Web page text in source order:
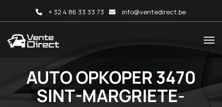
+ 32 4 86 33 33 73 info@ventedirect.be
AUTO OPKOPER 3470
SINT-MARGRIETE-